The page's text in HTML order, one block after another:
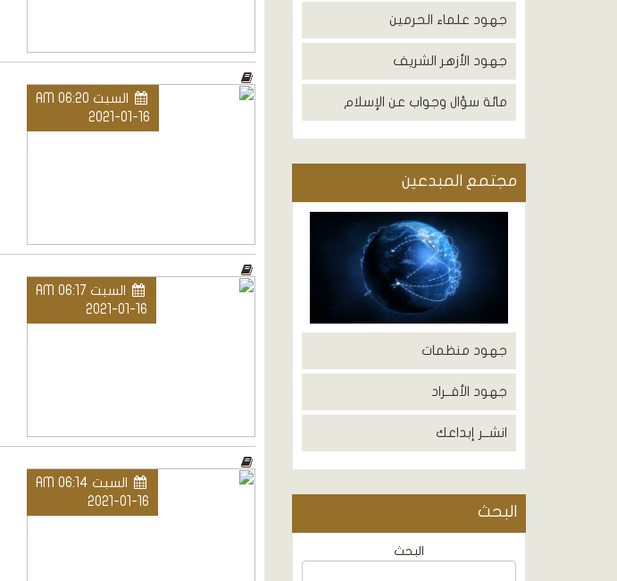
جهود علماء الحرمين
جهود الأزهر الشريف
مائة سؤال وجواب عن الإسلام
مجتمع المبدعين
جهود منظمات
جهود الأفــراد
انشــر إبداعك
البحث
البحث
السبت AM 06:20
2021-01-16
السبت AM 06:17
2021-01-16
السبت AM 06:14
2021-01-16